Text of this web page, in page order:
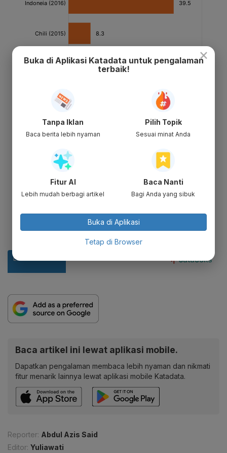
Baca artikel ini lewat aplikasi mobile.
Dapatkan pengalaman membaca lebih nyaman dan nikmati
fitur menarik lainnya lewat aplikasi mobile Katadata.
Reporter: Abdul Azis Said
Editor: Yuliawati
×
Buka di Aplikasi Katadata untuk pengalaman
terbaik!
Tanpa Iklan
Baca berita lebih nyaman
Pilih Topik
Sesuai minat Anda
Fitur AI
Lebih mudah berbagi artikel
Baca Nanti
Bagi Anda yang sibuk
Buka di Aplikasi
Tetap di Browser